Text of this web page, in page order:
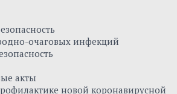
очаговых инфекций
акты
новой коронавирусной